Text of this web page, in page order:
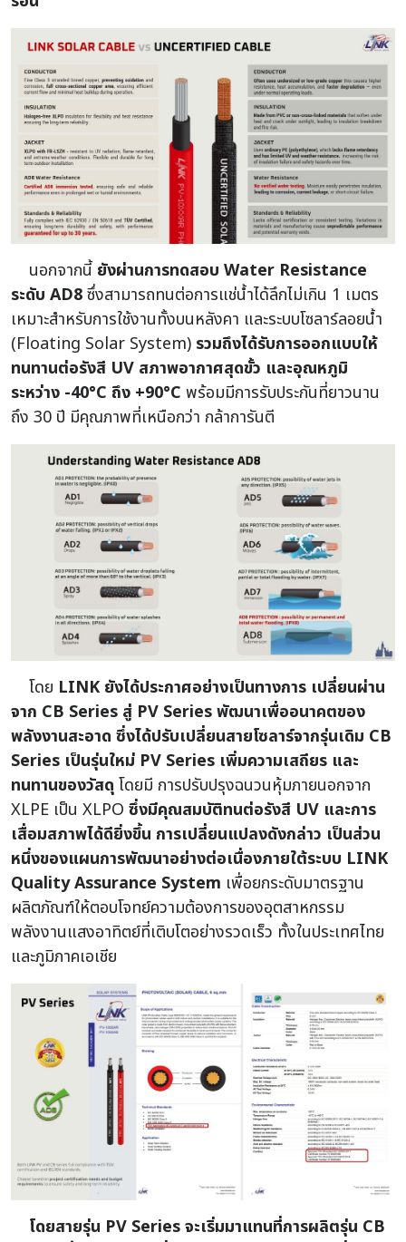
นอกจากนี้ ยังผ่านการทดสอบ Water Resistance
ระดับ AD8ซึ่งสามารถทนต่อการแช่น้ำได้ลึกไม่เกิน 1 เมตร
เหมาะสำหรับการใช้งานทั้งบนหลังคา และระบบโซลาร์ลอยน้ำ
(Floating Solar System) รวมถึงได้รับการออกแบบให้
ทนทานต่อรังสี UV สภาพอากาศสุดขั้ว และอุณหภูมิ
ระหว่าง -40°C ถึง +90°C พร้อมมีการรับประกันที่ยาวนาน
ถึง 30 ปี มีคุณภาพที่เหนือกว่า กล้าการันตี
โดย LINK ยังได้ประกาศอย่างเป็นทางการ เปลี่ยนผ่าน
จาก CB Series สู่ PV Series พัฒนาเพื่ออนาคตของ
พลังงานสะอาด ซึ่งได้ปรับเปลี่ยนสายโซลาร์จากรุ่นเดิม CB
Series เป็นรุ่นใหม่ PV Series เพิ่มความเสถียร และ
ทนทานของวัสดุโดยมี การปรับปรุงฉนวนหุ้มภายนอกจาก
XLPE เป็น XLPO ซึ่งมีคุณสมบัติทนต่อรังสี UV และการ
เสื่อมสภาพได้ดียิ่งขึ้น การเปลี่ยนแปลงดังกล่าว เป็นส่วน
หนึ่งของแผนการพัฒนาอย่างต่อเนื่องภายใต้ระบบ LINK
Quality Assurance System เพื่อยกระดับมาตรฐาน
ผลิตภัณฑ์ให้ตอบโจทย์ความต้องการของอุตสาหกรรม
พลังงานแสงอาทิตย์ที่เติบโตอย่างรวดเร็ว ทั้งในประเทศไทย
และภูมิภาคเอเชีย
โดยสายรุ่น PV Series จะเริ่มมาแทนที่การผลิตรุ่น CB